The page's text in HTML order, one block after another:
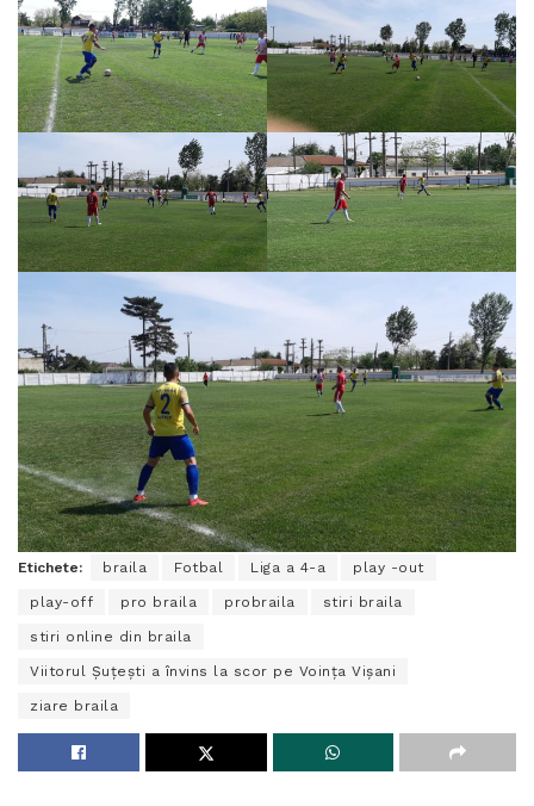
Etichete: braila Fotbal Liga a 4-a play -out
play-off pro braila probraila stiri braila
stiri online din braila
Viitorul Șuțești a învins la scor pe Voința Vișani
ziare braila